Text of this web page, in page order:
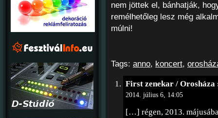
nem jöttek el, bánhatják,
remélhetőleg lesz még
múlni!
Tags: anno, koncert,
First zenekar / Orosháza
2014. július 6, 14:05
[…] régen, 2013.